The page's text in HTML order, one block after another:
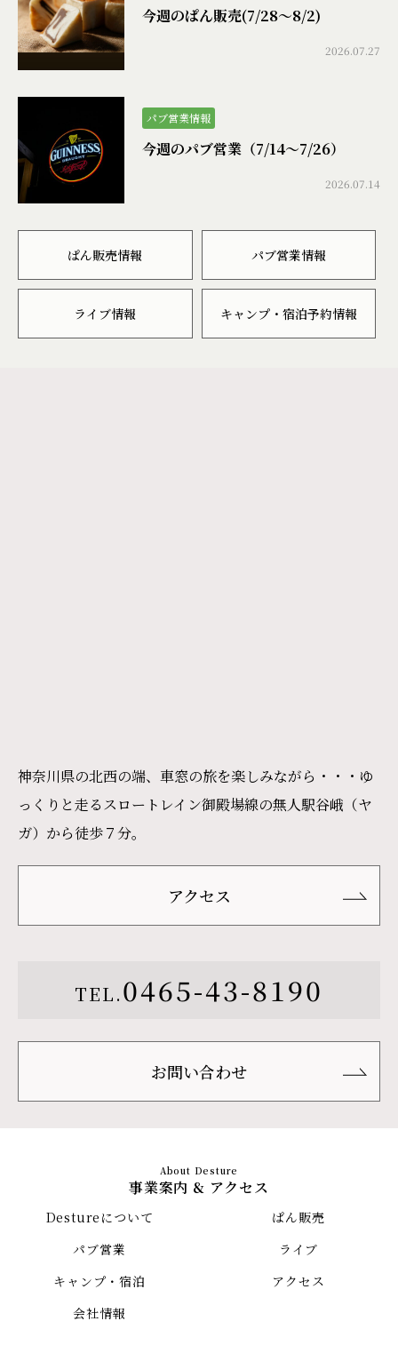
今週のぱん販売(7/28〜8/2)
2026.07.27
パブ営業情報
今週のパブ営業（7/14〜7/26）
2026.07.14
ぱん販売情報 パブ営業情報
ライブ情報 キャンプ・宿泊予約情報
神奈川県の北西の端、車窓の旅を楽しみながら・・・ゆ
っくりと走るスロートレイン御殿場線の無人駅谷峨（ヤ
ガ）から徒歩７分。
アクセス
TEL.0465-43-8190
お問い合わせ
事業案内 & アクセス
Destureについて
ぱん販売
パブ営業
ライブ
キャンプ・宿泊
アクセス
会社情報